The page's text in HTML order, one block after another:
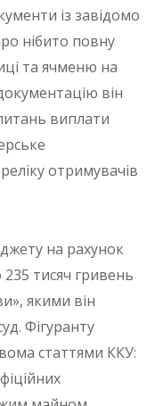
із завідомо
нібито повну
та ячменю на
він
виплати
отримувачів
на рахунок
тисяч гривень
якими він
Фігуранту
статтями ККУ: